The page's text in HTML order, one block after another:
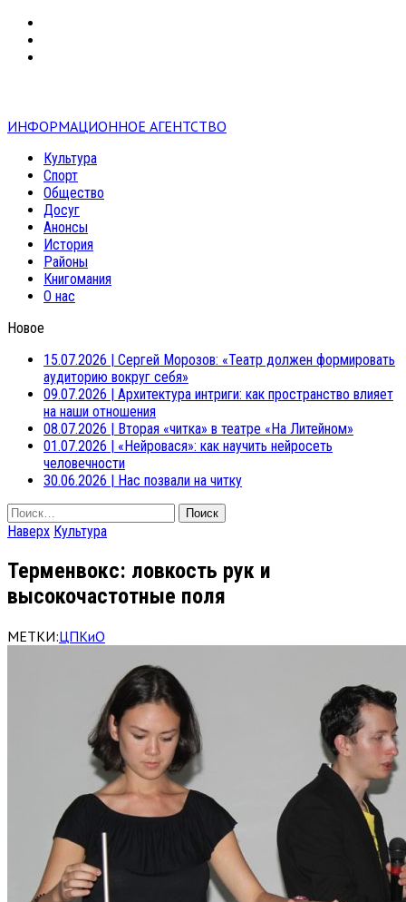
ИНФОРМАЦИОННОЕ АГЕНТСТВО
Культура
Спорт
Общество
Досуг
Анонсы
История
Районы
Книгомания
О нас
Новое
15.07.2026 | Сергей Морозов: «Театр должен формировать
аудиторию вокруг себя»
09.07.2026 | Архитектура интриги: как пространство влияет
на наши отношения
08.07.2026 | Вторая «читка» в театре «На Литейном»
01.07.2026 | «Нейровася»: как научить нейросеть
человечности
30.06.2026 | Нас позвали на читку
Найти:
Наверх Культура
Терменвокс: ловкость рук и
высокочастотные поля
МЕТКИ:ЦПКиО